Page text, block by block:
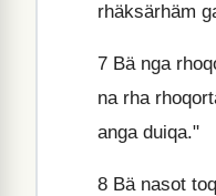
rhäksärhäm
7 Bä nga
na rha
anga duiqa."
8 Bä nasot